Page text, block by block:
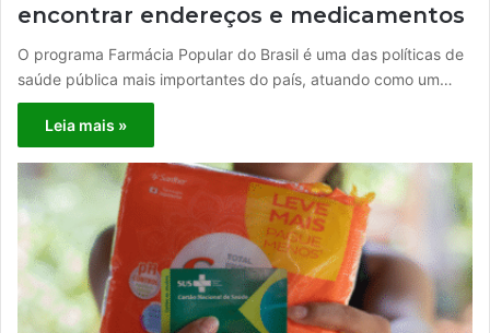
encontrar endereços e medicamentos
O programa Farmácia Popular do Brasil é uma das políticas de
saúde pública mais importantes do país, atuando como um…
Leia mais »